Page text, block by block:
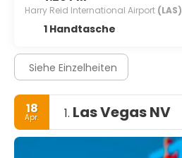
Harry Reid International Airport (LAS)
1 Handtasche
Siehe Einzelheiten
18
Apr. 1. Las Vegas NV